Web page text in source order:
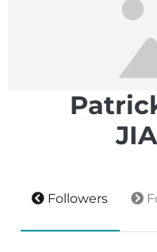
Followers